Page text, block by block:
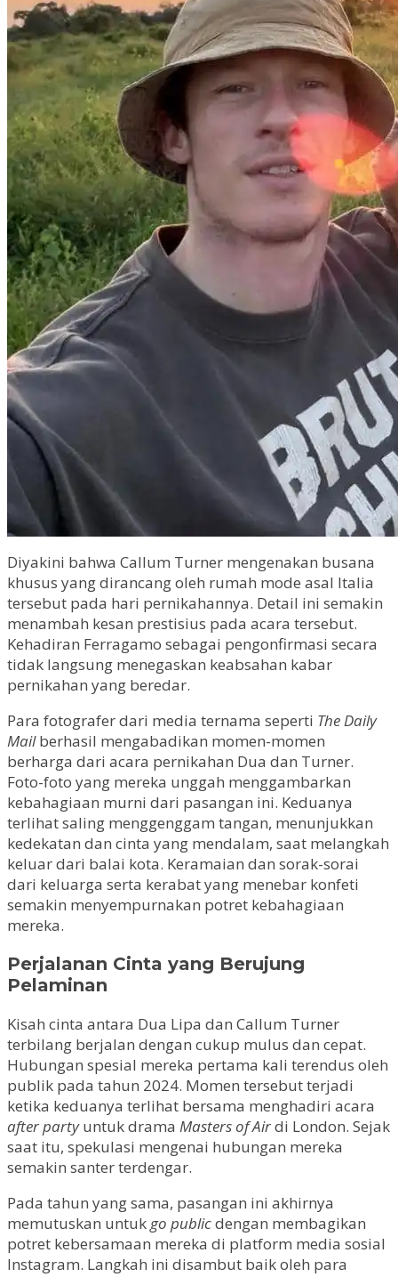
Diyakini bahwa Callum Turner mengenakan busana
khusus yang dirancang oleh rumah mode asal Italia
tersebut pada hari pernikahannya. Detail ini semakin
menambah kesan prestisius pada acara tersebut.
Kehadiran Ferragamo sebagai pengonfirmasi secara
tidak langsung menegaskan keabsahan kabar
pernikahan yang beredar.
Para fotografer dari media ternama seperti The Daily
Mailberhasil mengabadikan momen-momen
berharga dari acara pernikahan Dua dan Turner.
Foto-foto yang mereka unggah menggambarkan
kebahagiaan murni dari pasangan ini. Keduanya
terlihat saling menggenggam tangan, menunjukkan
kedekatan dan cinta yang mendalam, saat melangkah
keluar dari balai kota. Keramaian dan sorak-sorai
dari keluarga serta kerabat yang menebar konfeti
semakin menyempurnakan potret kebahagiaan
mereka.
Perjalanan Cinta yang Berujung
Pelaminan
Kisah cinta antara Dua Lipa dan Callum Turner
terbilang berjalan dengan cukup mulus dan cepat.
Hubungan spesial mereka pertama kali terendus oleh
publik pada tahun 2024. Momen tersebut terjadi
ketika keduanya terlihat bersama menghadiri acara
after partyuntuk drama Masters of Airdi London. Sejak
saat itu, spekulasi mengenai hubungan mereka
semakin santer terdengar.
Pada tahun yang sama, pasangan ini akhirnya
memutuskan untukgo publicdengan membagikan
potret kebersamaan mereka di platform media sosial
Instagram. Langkah ini disambut baik oleh para